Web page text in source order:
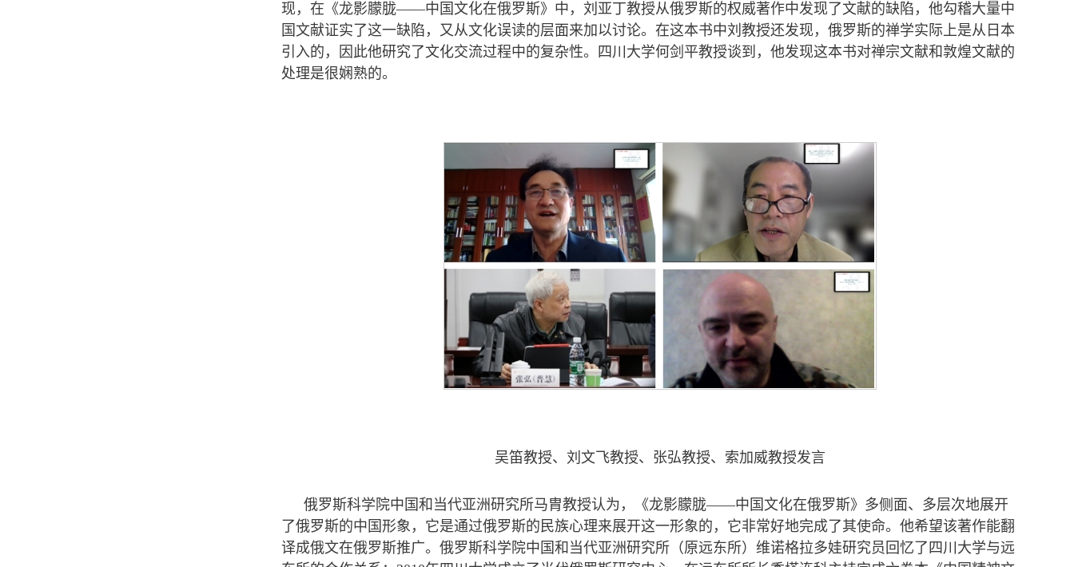
现，在《龙影朦胧——中国文化在俄罗斯》中，刘亚丁教授从俄罗斯的权威著作中发现了文献的缺陷，他勾稽大量中
国文献证实了这一缺陷，又从文化误读的层面来加以讨论。在这本书中刘教授还发现，俄罗斯的禅学实际上是从日本
引入的，因此他研究了文化交流过程中的复杂性。四川大学何剑平教授谈到，他发现这本书对禅宗文献和敦煌文献的
处理是很娴熟的。
吴笛教授、刘文飞教授、张弘教授、索加威教授发言
俄罗斯科学院中国和当代亚洲研究所马胄教授认为，《龙影朦胧——中国文化在俄罗斯》多侧面、多层次地展开
了俄罗斯的中国形象，它是通过俄罗斯的民族心理来展开这一形象的，它非常好地完成了其使命。他希望该著作能翻
译成俄文在俄罗斯推广。俄罗斯科学院中国和当代亚洲研究所（原远东所）维诺格拉多娃研究员回忆了四川大学与远